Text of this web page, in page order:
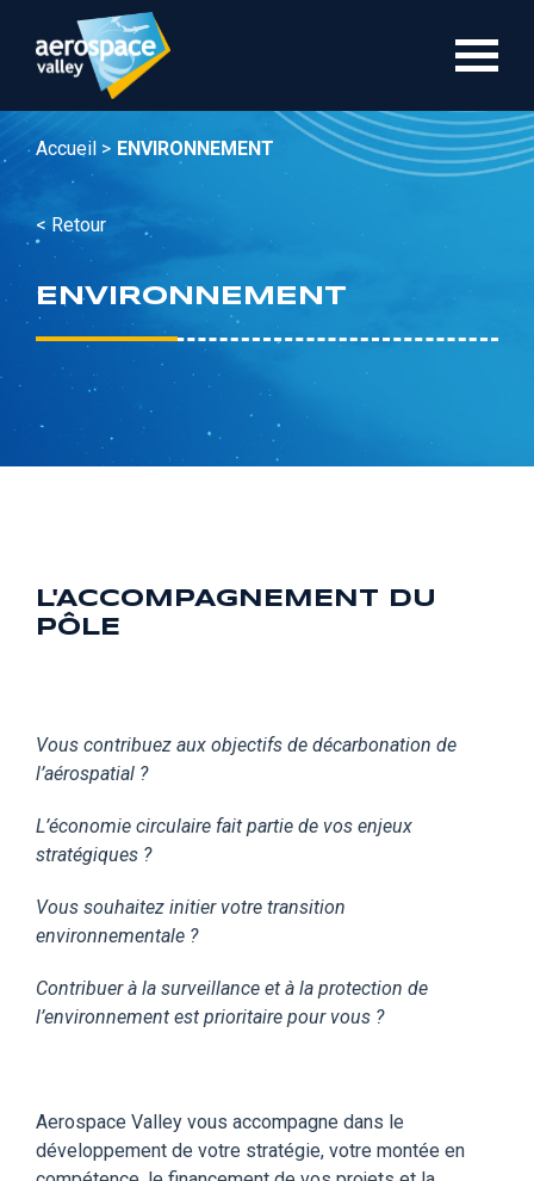
contenu
Accueil > ENVIRONNEMENT
< Retour
ENVIRONNEMENT
L'ACCOMPAGNEMENT DU
PÔLE
Vous contribuez aux objectifs de décarbonation de
l’aérospatial ?
L’économie circulaire fait partie de vos enjeux
stratégiques ?
Vous souhaitez initier votre transition
environnementale ?
Contribuer à la surveillance et à la protection de
l’environnement est prioritaire pour vous ?
Aerospace Valley vous accompagne dans le
développement de votre stratégie, votre montée en